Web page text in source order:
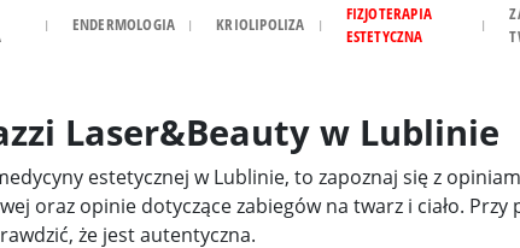
ENDERMOLOGIA KRIOLIPOLIZA
FIZJOTERAPIA
ESTETYCZNA
Laser&Beauty w Lublinie
estetycznej w Lublinie, to zapoznaj się z
oraz opinie dotyczące zabiegów na twarz i ciało.
że jest autentyczna.